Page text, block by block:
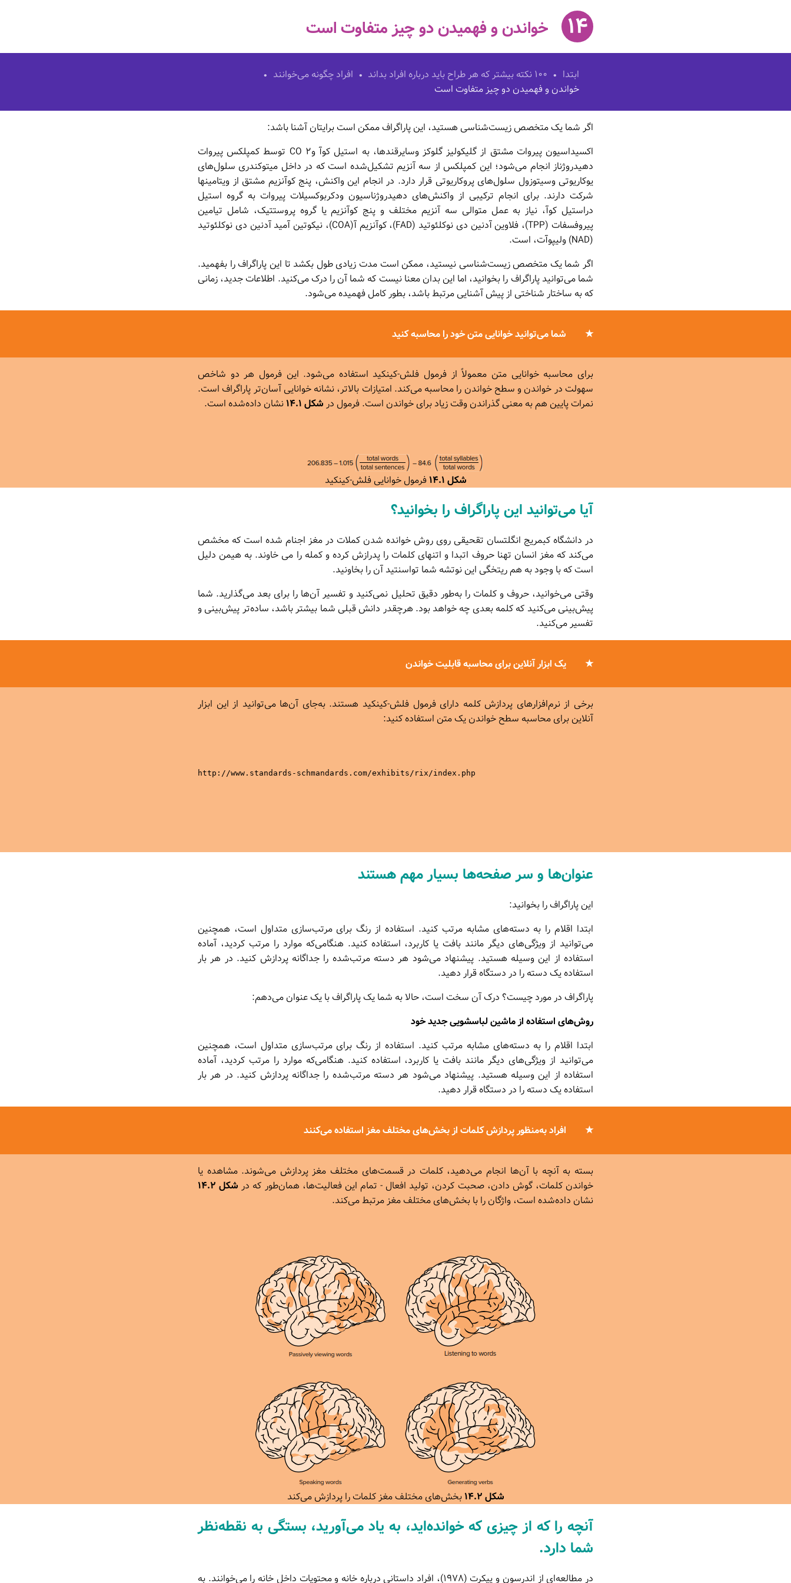
۱۴ خواندن و فهمیدن دو چیز متفاوت است
ابتدا ۱۰۰ نکته بیشتر که هر طراح باید درباره افراد بداند
افراد چگونه می‌خوانند
خواندن و فهمیدن دو چیز متفاوت است
اگر شما یک متخصص زیست‌شناسی هستید، این پاراگراف ممکن است برایتان آشنا باشد:
اکسیداسیون پیروات مشتق از گلیکولیز گلوکز وسایرقندها، به استیل کوآ و۲ CO توسط کمپلکس پیروات
دهیدروژناز انجام می‌شود؛ این کمپلکس از سه آنزیم تشکیل‌شده است که در داخل میتوکندری سلول‌های
یوکاریوتی وسیتوزول سلول‌های پروکاریوتی قرار دارد. در انجام این واکنش، پنج کوآنزیم مشتق از ویتامینها
شرکت دارند. برای انجام ترکیبی از واکنش‌های دهیدروژناسیون ودکربوکسیلات پیروات به گروه استیل
دراستیل کوآ، نیاز به عمل متوالی سه آنزیم مختلف و پنج کوآنزیم یا گروه پروستتیک، شامل تیامین
پیروفسفات (TPP)، فلاوین آدنین دی نوکلئوتید (FAD)، کوآنزیم آ(COA)، نیکوتین آمید آدنین دی نوکلئوتید
(NAD) ولیپوآت، است.
اگر شما یک متخصص زیست‌شناسی نیستید، ممکن است مدت زیادی طول بکشد تا این پاراگراف را بفهمید.
شما می‌توانید پاراگراف را بخوانید، اما این بدان معنا نیست که شما آن را درک می‌کنید. اطلاعات جدید، زمانی
که به ساختار شناختی از پیش آشنایی مرتبط باشد، بطور کامل فهمیده می‌شود.
شما می‌توانید خوانایی متن خود را محاسبه کنید
برای محاسبه خوانایی متن معمولاً از فرمول فلش-کینکید استفاده می‌شود. این فرمول هر دو شاخص
سهولت در خواندن و سطح خواندن را محاسبه می‌کند. امتیازات بالاتر، نشانه خوانایی آسان‌تر پاراگراف است.
نمرات پایین هم به معنی گذراندن وقت زیاد برای خواندن است. فرمول در شکل ۱۴.۱ نشان داده‌شده است.
شکل ۱۴.۱ فرمول خوانایی فلش-کینکید
آیا می‌توانید این پاراگراف را بخوانید؟
در دانشگاه کبمریج انگلتسان تقحیقی روی روش خوانده شدن کملات در مغز اجنام شده است که مخشص
می‌کند که مغز انسان تهنا حروف اتبدا و اتنهای کلمات را پدرازش کرده و کمله را می خاوند. به هیمن دلیل
است که با وجود به هم ریتخگی این نوتشه شما تواسنتید آن را بخاونید.
وقتی می‌خوانید، حروف و کلمات را به‌طور دقیق تحلیل نمی‌کنید و تفسیر آن‌ها را برای بعد می‌گذارید. شما
پیش‌بینی می‌کنید که کلمه بعدی چه خواهد بود. هرچقدر دانش قبلی شما بیشتر باشد، ساده‌تر پیش‌بینی و
تفسیر می‌کنید.
یک ابزار آنلاین برای محاسبه قابلیت خواندن
برخی از نرم‌افزارهای پردازش کلمه دارای فرمول فلش-کینکید هستند. به‌جای آن‌ها می‌توانید از این ابزار
آنلاین برای محاسبه سطح خواندن یک متن استفاده کنید:
http://www.standards-schmandards.com/exhibits/rix/index.php
عنوان‌ها و سر صفحه‌ها بسیار مهم هستند
این پاراگراف را بخوانید:
ابتدا اقلام را به دسته‌های مشابه مرتب کنید. استفاده از رنگ برای مرتب‌سازی متداول است، همچنین
می‌توانید از ویژگی‌های دیگر مانند بافت یا کاربرد، استفاده کنید. هنگامی‌که موارد را مرتب کردید، آماده
استفاده از این وسیله هستید. پیشنهاد می‌شود هر دسته مرتب‌شده را جداگانه پردازش کنید. در هر بار
استفاده یک دسته را در دستگاه قرار دهید.
پاراگراف در مورد چیست؟ درک آن سخت است، حالا به شما یک پاراگراف با یک عنوان می‌دهم:
روش‌های استفاده از ماشین لباسشویی جدید خود
ابتدا اقلام را به دسته‌های مشابه مرتب کنید. استفاده از رنگ برای مرتب‌سازی متداول است، همچنین
می‌توانید از ویژگی‌های دیگر مانند بافت یا کاربرد، استفاده کنید. هنگامی‌که موارد را مرتب کردید، آماده
استفاده از این وسیله هستید. پیشنهاد می‌شود هر دسته مرتب‌شده را جداگانه پردازش کنید. در هر بار
استفاده یک دسته را در دستگاه قرار دهید.
افراد به‌منظور پردازش کلمات از بخش‌های مختلف مغز استفاده می‌کنند
بسته به آنچه با آن‌ها انجام می‌دهید، کلمات در قسمت‌های مختلف مغز پردازش می‌شوند. مشاهده یا
خواندن کلمات، گوش دادن، صحبت کردن، تولید افعال - تمام این فعالیت‌ها، همان‌طور که در شکل ۱۴.۲
نشان داده‌شده است، واژگان را با بخش‌های مختلف مغز مرتبط می‌کند.
شکل ۱۴.۲ بخش‌های مختلف مغز کلمات را پردازش می‌کند
آنچه را که از چیزی که خوانده‌اید، به یاد می‌آورید، بستگی به نقطه‌نظر
شما دارد.
در مطالعه‌ای از اندرسون و پیکرت (۱۹۷۸)، افراد داستانی درباره خانه و محتویات داخل خانه را می‌خوانند. به